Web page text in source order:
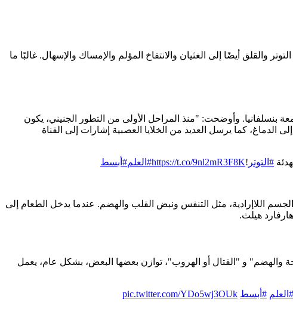
أيضًا إلى الغثيان والانتفاخ المؤلم والإمساك والإسهال. غالبًا ما
بنسلفانيا. وأوضحت: "منذ المراحل الأولى من التطور الجنيني، يكون
كما يرسل العديد من الخلايا العصبية إشارات إلى القناة
#التوتر !
https://t.co/9nl2mR3F8K#العلم#أبسط
اللاإرادية، مثل التنفس ونبض القلب والهضم. عندما يدخل الطعام إلى
هيلث.
والهضم" و "القتال أو الهروب"، توازن بعضها البعض، بشكل عام، يعمل
#العلم #أبسط pic.twitter.com/YDo5wj3OUk